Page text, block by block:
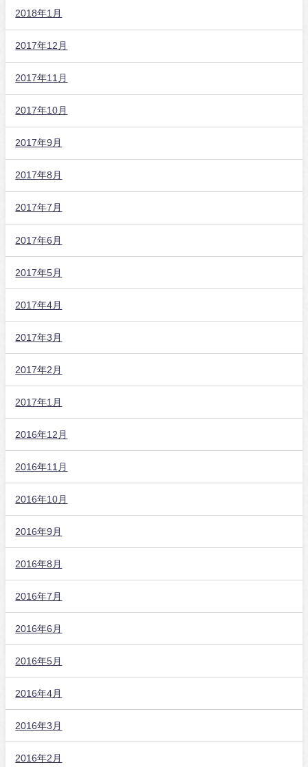
2018年1月
2017年12月
2017年11月
2017年10月
2017年9月
2017年8月
2017年7月
2017年6月
2017年5月
2017年4月
2017年3月
2017年2月
2017年1月
2016年12月
2016年11月
2016年10月
2016年9月
2016年8月
2016年7月
2016年6月
2016年5月
2016年4月
2016年3月
2016年2月